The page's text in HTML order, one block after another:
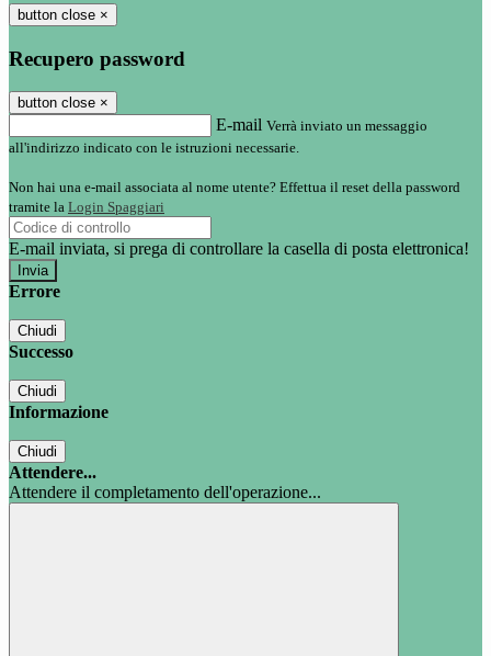
button close ×
Recupero password
button close ×
E-mail Verrà inviato un messaggio
all'indirizzo indicato con le istruzioni necessarie.
Non hai una e-mail associata al nome utente? Effettua il reset della password
tramite la Login Spaggiari
E-mail inviata, si prega di controllare la casella di posta elettronica!
Errore
Chiudi
Successo
Chiudi
Informazione
Chiudi
Attendere...
Attendere il completamento dell'operazione...